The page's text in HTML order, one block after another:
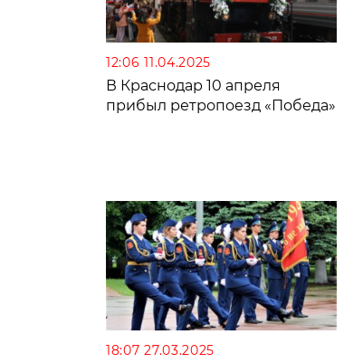
12:06 11.04.2025
В Краснодар 10 апреля
прибыл ретропоезд «Победа»
18:07 27.03.2025